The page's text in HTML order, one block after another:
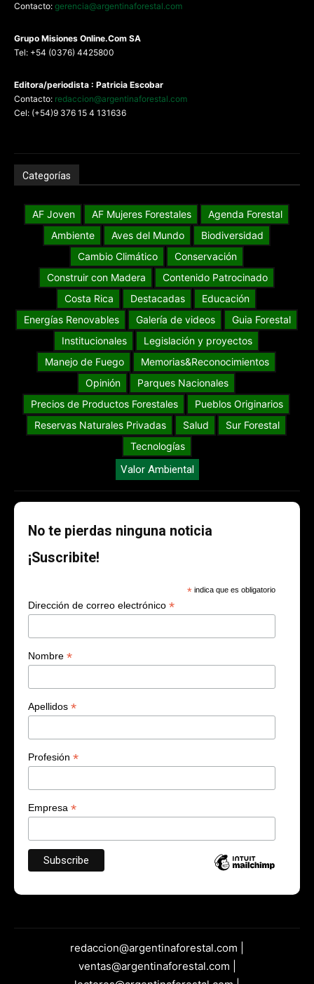
Contacto: gerencia@argentinaforestal.com
Grupo Misiones Online.Com SA
Tel: +54 (0376) 4425800
Editora/periodista : Patricia Escobar
Contacto: redaccion@argentinaforestal.com
Cel: (+54)9 376 15 4 131636
Categorías
AF Joven AF Mujeres Forestales
Agenda Forestal
Ambiente
Aves del Mundo
Biodiversidad
Cambio Climático
Conservación
Construir con Madera
Contenido Patrocinado
Costa Rica
Destacadas
Educación
Energías Renovables
Galería de videos
Guia Forestal
Institucionales
Legislación y proyectos
Manejo de Fuego
Memorias&Reconocimientos
Opinión
Parques Nacionales
Precios de Productos Forestales
Pueblos Originarios
Reservas Naturales Privadas
Salud
Sur Forestal
Tecnologías
Valor Ambiental
No te pierdas ninguna noticia
¡Suscribite!
* indica que es obligatorio
Dirección de correo electrónico *
Nombre *
Apellidos *
Profesión *
Empresa *
redaccion@argentinaforestal.com |
ventas@argentinaforestal.com |